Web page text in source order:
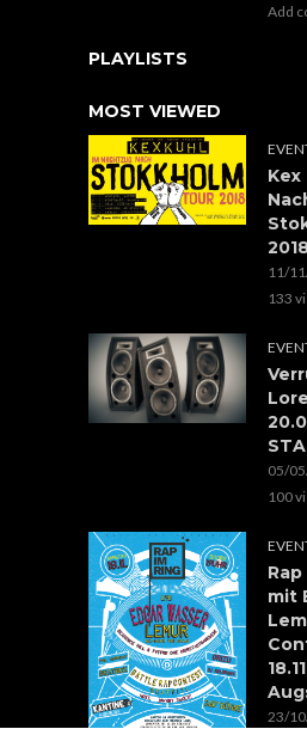
Add
PLAYLISTS
MOST VIEWED
Kex
11/
133
05/
100
mit
23/